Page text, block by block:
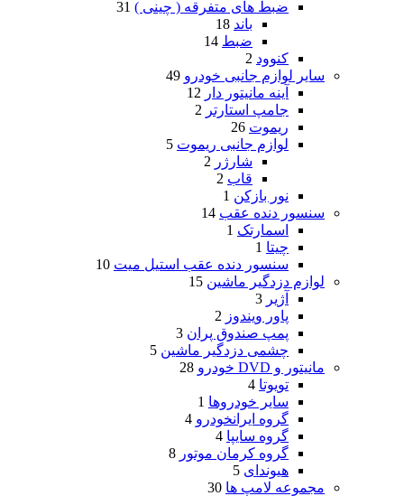
ضبط های متفرقه ( چینی ) 31
باند 18
ضبط 14
کنوود 2
سایر لوازم جانبی خودرو 49
آینه مانیتور دار 12
جامپ استارتر 2
ریموت 26
لوازم جانبی ریموت 5
شارژر 2
قاب 2
نور بازکن 1
سنسور دنده عقب 14
اسمارتک 1
چیتا 1
سنسور دنده عقب استیل میت 10
لوازم دزدگیر ماشین 15
آژیر 3
پاور ویندوز 2
پمپ صندوق پران 3
چشمی دزدگیر ماشین 5
مانیتور و DVD خودرو
28
تویوتا 4
سایر خودروها 1
گروه ایرانخودرو 4
گروه سایپا 4
گروه کرمان موتور 8
هیوندای 5
مجموعه لامپ ها 30